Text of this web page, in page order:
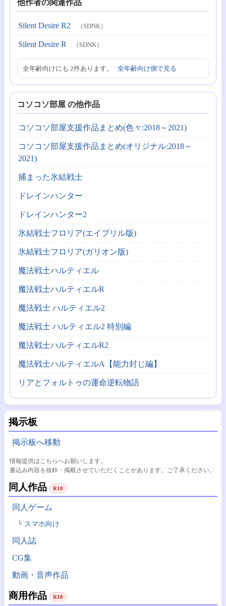
掲示板
掲示板へ移動
情報提供はこちらへお願いします。
書込み内容を抜粋・掲載させていただくことがあります。ご了承ください。
同人作品 R18
同人ゲーム
スマホ向け
同人誌
CG集
動画・音声作品
商用作品 R18
他作者の関連作品
Silent Desire R2 （SDNK）
Silent Desire R （SDNK）
全年齢向けにも 2件あります。 全年齢向け側で見る
コソコソ部屋 の他作品
コソコソ部屋支援作品まとめ(色々:2018～2021)
コソコソ部屋支援作品まとめ(オリジナル:2018～
2021)
捕まった氷結戦士
ドレインハンター
ドレインハンター2
氷結戦士フロリア(エイプリル版)
氷結戦士フロリア(ガリオン版)
魔法戦士ハルティエル
魔法戦士ハルティエルR
魔法戦士 ハルティエル2
魔法戦士 ハルティエル2 特別編
魔法戦士ハルティエルR2
魔法戦士ハルティエルA【能力封じ編】
リアとフォルトゥの運命逆転物語